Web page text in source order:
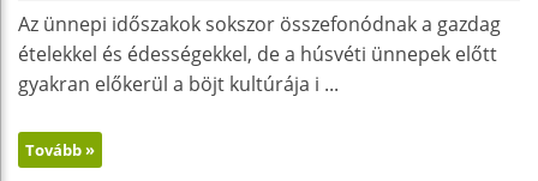
Az ünnepi időszakok sokszor összefonódnak a gazdag
ételekkel és édességekkel, de a húsvéti ünnepek előtt
gyakran előkerül a böjt kultúrája i ...
Tovább »